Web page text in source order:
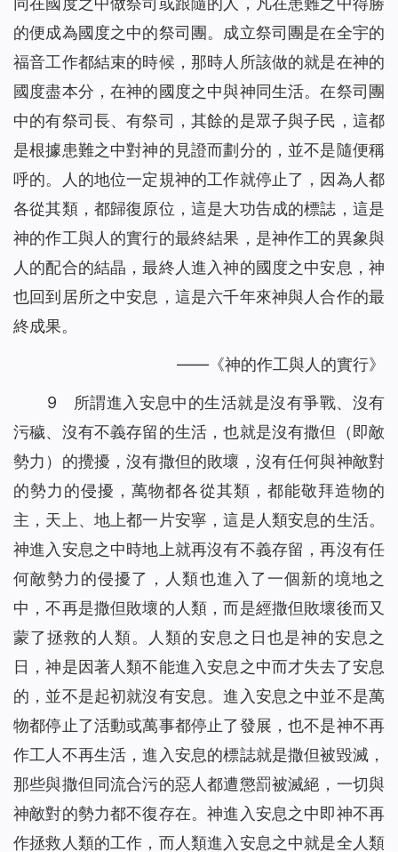
的便成為國度之中的祭司團。成立祭司團是在全宇的
福音工作都結束的時候，那時人所該做的就是在神的
國度盡本分，在神的國度之中與神同生活。在祭司團
中的有祭司長、有祭司，其餘的是眾子與子民，這都
是根據患難之中對神的見證而劃分的，並不是隨便稱
呼的。人的地位一定規神的工作就停止了，因為人都
各從其類，都歸復原位，這是大功告成的標誌，這是
神的作工與人的實行的最終結果，是神作工的異象與
人的配合的結晶，最終人進入神的國度之中安息，神
也回到居所之中安息，這是六千年來神與人合作的最
終成果。
——《神的作工與人的實行》
9 所謂進入安息中的生活就是沒有爭戰、沒有
污穢、沒有不義存留的生活，也就是沒有撒但（即敵
勢力）的攪擾，沒有撒但的敗壞，沒有任何與神敵對
的勢力的侵擾，萬物都各從其類，都能敬拜造物的
主，天上、地上都一片安寧，這是人類安息的生活。
神進入安息之中時地上就再沒有不義存留，再沒有任
何敵勢力的侵擾了，人類也進入了一個新的境地之
中，不再是撒但敗壞的人類，而是經撒但敗壞後而又
蒙了拯救的人類。人類的安息之日也是神的安息之
日，神是因著人類不能進入安息之中而才失去了安息
的，並不是起初就沒有安息。進入安息之中並不是萬
物都停止了活動或萬事都停止了發展，也不是神不再
作工人不再生活，進入安息的標誌就是撒但被毀滅，
那些與撒但同流合污的惡人都遭懲罰被滅絕，一切與
神敵對的勢力都不復存在。神進入安息之中即神不再
作拯救人類的工作，而人類進入安息之中就是全人類